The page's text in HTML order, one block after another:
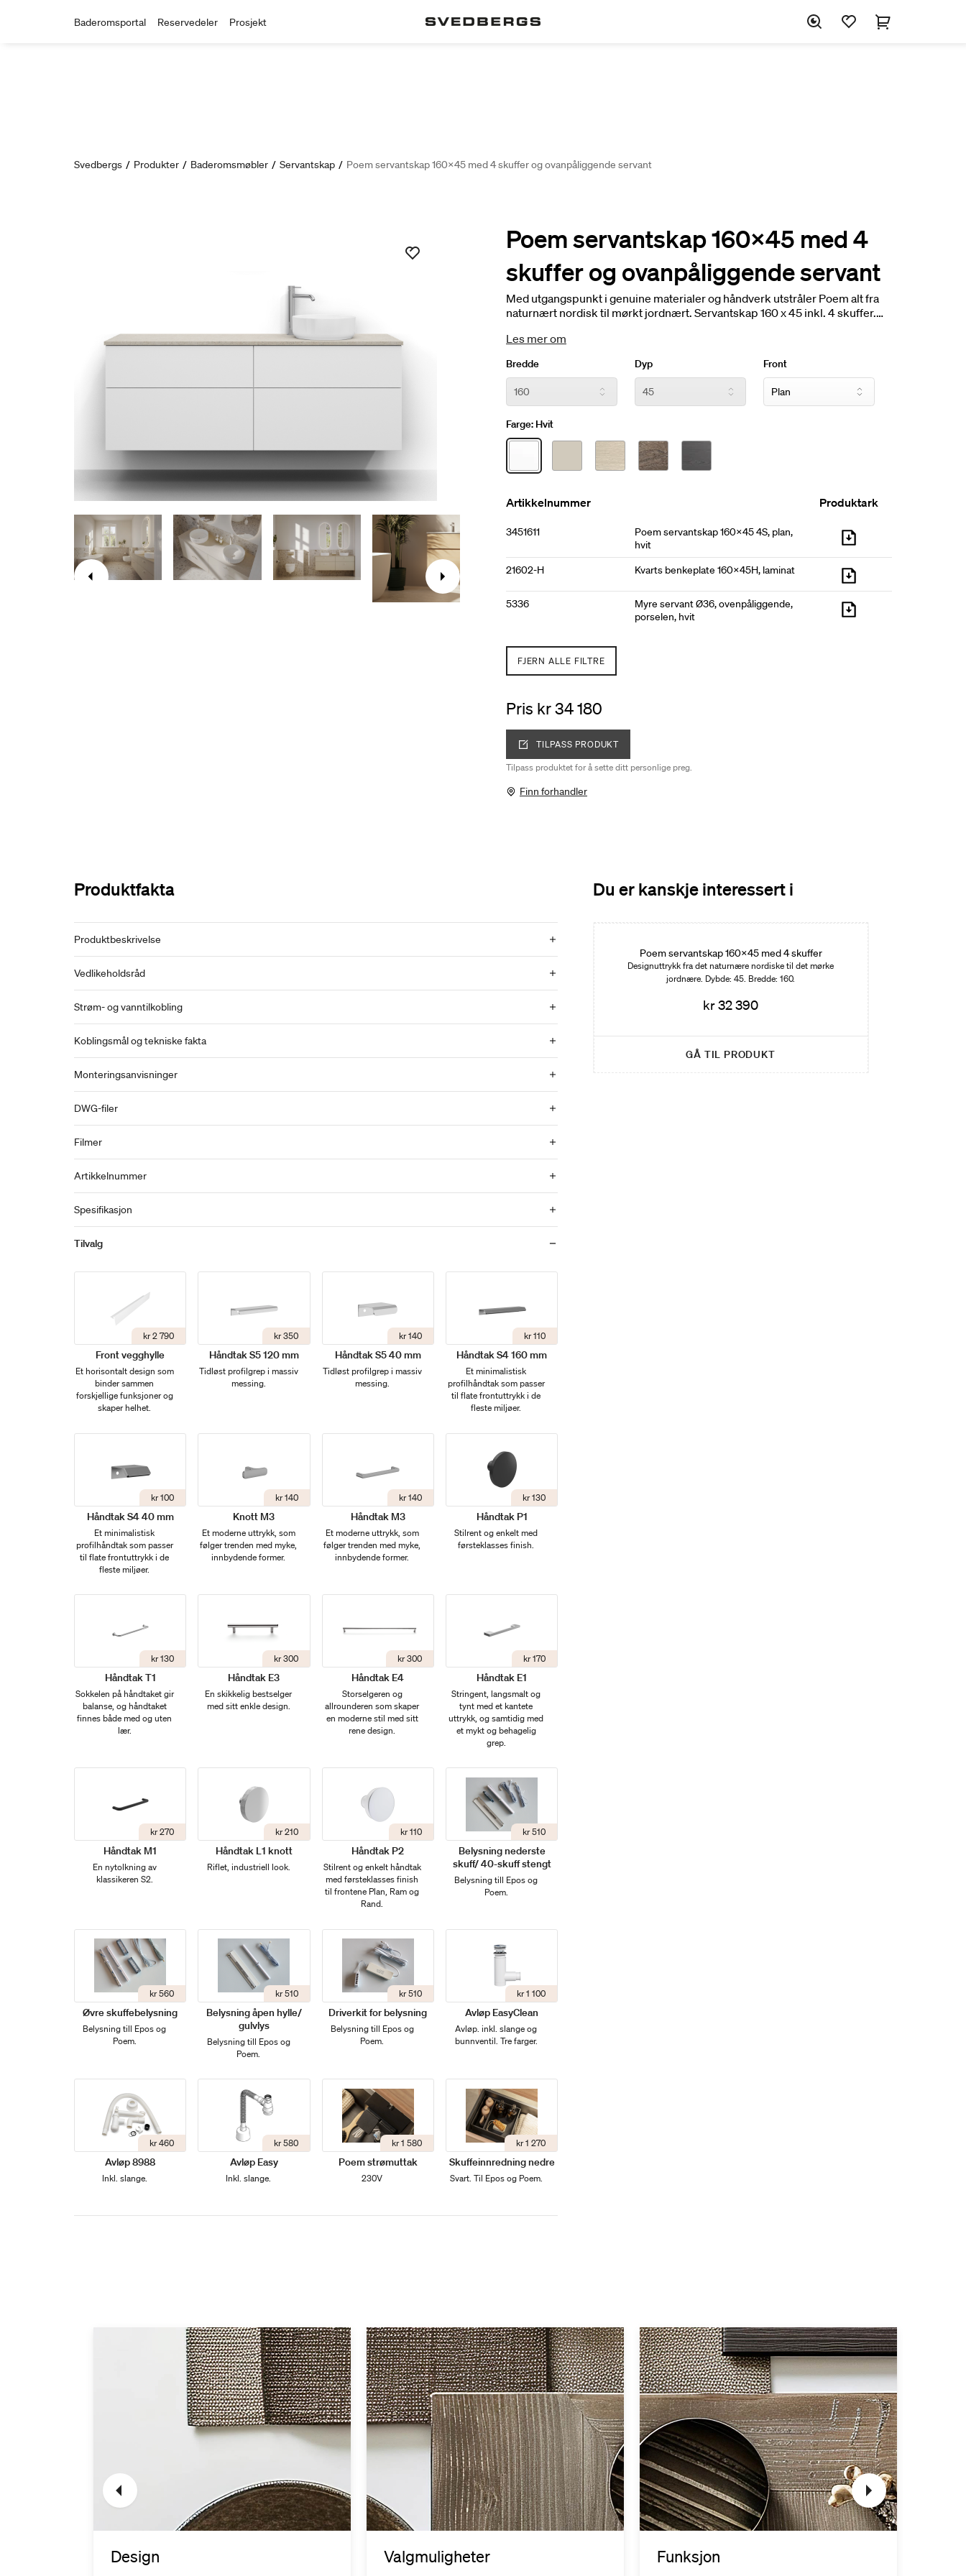
Baderomsportal Reservedeler Prosjekt
Svedbergs / Produkter / Baderomsmøbler / Servantskap / Poem servantskap 160x45 med 4 skuffer og ovanpåliggende servant
Poem servantskap 160x45 med 4
skuffer og ovanpåliggende servant
Med utgangspunkt i genuine materialer og håndverk utstråler Poem alt fra
naturnært nordisk til mørkt jordnært. Servantskap 160 x 45 inkl. 4 skuffer.
inkludert i prisen. Tilpass produktet for å sette ditt personlige preg.
Les mer om
Bredde Dyp Front
Farge: Hvit
Artikkelnummer Produktark
3451611
Poem servantskap 160x45 4S, plan,
hvit
21602-H
Kvarts benkeplate 160x45H, laminat
5336
Myre servant Ø36, ovenpåliggende,
porselen, hvit
FJERN ALLE FILTRE
Pris kr 34 180
TILPASS PRODUKT
Tilpass produktet for å sette ditt personlige preg.
Finn forhandler
Produktfakta
Produktbeskrivelse
Vedlikeholdsråd
Strøm- og vanntilkobling
Koblingsmål og tekniske fakta
Monteringsanvisninger
DWG-filer
Filmer
Artikkelnummer
Spesifikasjon
Tilvalg
kr 2 790
Front vegghylle
Et horisontalt design som
binder sammen
forskjellige funksjoner og
skaper helhet.
kr 350
Håndtak S5 120 mm
Tidløst profilgrep i massiv
messing.
kr 140
Håndtak S5 40 mm
Tidløst profilgrep i massiv
messing.
kr 110
Håndtak S4 160 mm
Et minimalistisk
profilhåndtak som passer
til flate frontuttrykk i de
fleste miljøer.
kr 100
Håndtak S4 40 mm
Et minimalistisk
profilhåndtak som passer
til flate frontuttrykk i de
fleste miljøer.
kr 140
Knott M3
Et moderne uttrykk, som
følger trenden med myke,
innbydende former.
kr 140
Håndtak M3
Et moderne uttrykk, som
følger trenden med myke,
innbydende former.
kr 130
Håndtak P1
Stilrent og enkelt med
førsteklasses finish.
kr 130
Håndtak T1
Sokkelen på håndtaket gir
balanse, og håndtaket
finnes både med og uten
lær.
kr 300
Håndtak E3
En skikkelig bestselger
med sitt enkle design.
kr 300
Håndtak E4
Storselgeren og
allrounderen som skaper
en moderne stil med sitt
rene design.
kr 170
Håndtak E1
Stringent, langsmalt og
tynt med et kantete
uttrykk, og samtidig med
et mykt og behagelig
grep.
kr 270
Håndtak M1
En nytolkning av
klassikeren S2.
kr 210
Håndtak L1 knott
Riflet, industriell look.
kr 110
Håndtak P2
Stilrent og enkelt håndtak
med førsteklasses finish
til frontene Plan, Ram og
Rand.
kr 510
Belysning nederste
skuff/ 40-skuff stengt
Belysning till Epos og
Poem.
kr 560
Øvre skuffebelysning
Belysning till Epos og
Poem.
kr 510
Belysning åpen hylle/
gulvlys
Belysning till Epos og
Poem.
kr 510
Driverkit for belysning
Belysning till Epos og
Poem.
kr 1 100
Avløp EasyClean
Avløp. inkl. slange og
bunnventil. Tre farger.
kr 460
Avløp 8988
Inkl. slange.
kr 580
Avløp Easy
Inkl. slange.
kr 1 580
Poem strømuttak
230V
kr 1 270
Skuffeinnredning nedre
Svart. Til Epos og Poem.
Du er kanskje interessert i
Poem servantskap 160x45 med 4 skuffer
Designuttrykk fra det naturnære nordiske til det mørke
jordnære. Dybde: 45. Bredde: 160.
kr 32 390
GÅ TIL PRODUKT
Design Valgmuligheter Funksjon